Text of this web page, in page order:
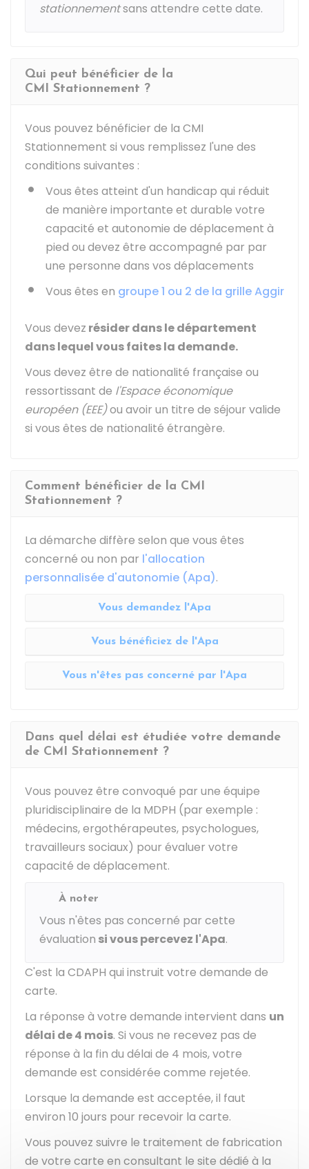
stationnementsans attendre cette date.
Qui peut bénéficier de la
CMI Stationnement ?
Vous pouvez bénéficier de la CMI
Stationnement si vous remplissez l'une des
conditions suivantes :
Vous êtes atteint d'un handicap qui réduit
de manière importante et durable votre
capacité et autonomie de déplacement à
pied ou devez être accompagné par par
une personne dans vos déplacements
Vous êtes en groupe 1 ou 2 de la grille Aggir
Vous devez résider dans le département
dans lequel vous faites la demande.
Vous devez être de nationalité française ou
ressortissant de l'Espace économique
européen (EEE)ou avoir un titre de séjour valide
si vous êtes de nationalité étrangère.
Comment bénéficier de la CMI
Stationnement ?
La démarche diffère selon que vous êtes
concerné ou non par l'allocation
personnalisée d'autonomie (Apa).
Vous demandez l'Apa
Vous bénéficiez de l'Apa
Vous n'êtes pas concerné par l'Apa
Dans quel délai est étudiée votre demande
de CMI Stationnement ?
Vous pouvez être convoqué par une équipe
pluridisciplinaire de la MDPH (par exemple :
médecins, ergothérapeutes, psychologues,
travailleurs sociaux) pour évaluer votre
capacité de déplacement.
À noter
Vous n'êtes pas concerné par cette
évaluation si vous percevez l'Apa.
C'est la CDAPH qui instruit votre demande de
carte.
La réponse à votre demande intervient dans un
délai de 4 mois. Si vous ne recevez pas de
réponse à la fin du délai de 4 mois, votre
demande est considérée comme rejetée.
Lorsque la demande est acceptée, il faut
environ 10 jours pour recevoir la carte.
Vous pouvez suivre le traitement de fabrication
de votre carte en consultant le site dédié à la